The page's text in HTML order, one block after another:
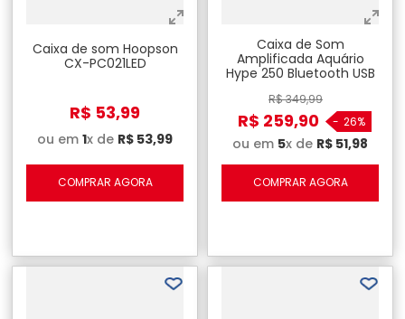
Caixa de som Hoopson
CX-PC021LED
R$ 53,99
ou em 1x de R$ 53,99
COMPRAR AGORA
Caixa de Som
Amplificada Aquário
Hype 250 Bluetooth USB
FM Mini SD - HP-250
R$349,99
R$ 259,90 - 26%
ou em 5x de R$ 51,98
COMPRAR AGORA